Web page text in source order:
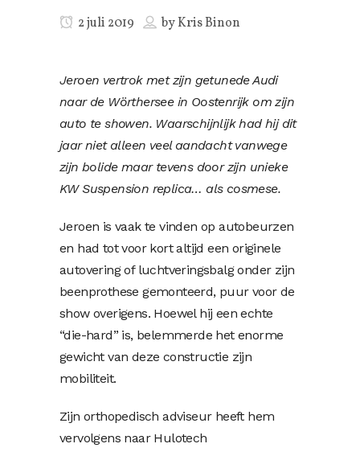
2 juli 2019 byKris Binon
Jeroen vertrok met zijn getunede Audi
naar de Wörthersee in Oostenrijk om zijn
auto te showen. Waarschijnlijk had hij dit
jaar niet alleen veel aandacht vanwege
zijn bolide maar tevens door zijn unieke
KW Suspension replica… als cosmese.
Jeroen is vaak te vinden op autobeurzen
en had tot voor kort altijd een originele
autovering of luchtveringsbalg onder zijn
beenprothese gemonteerd, puur voor de
show overigens. Hoewel hij een echte
“die-hard” is, belemmerde het enorme
gewicht van deze constructie zijn
mobiliteit.
Zijn orthopedisch adviseur heeft hem
vervolgens naar Hulotech